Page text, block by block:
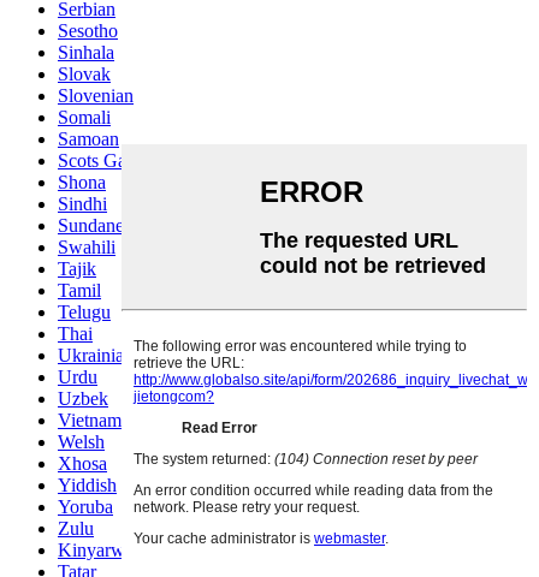
Serbian
Sesotho
Sinhala
Slovak
Slovenian
Somali
Samoan
Scots Gaelic
Shona
Sindhi
Sundanese
Swahili
Tajik
Tamil
Telugu
Thai
Ukrainian
Urdu
Uzbek
Vietnamese
Welsh
Xhosa
Yiddish
Yoruba
Zulu
Kinyarwanda
Tatar